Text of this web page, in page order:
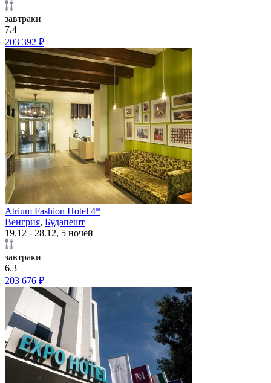
завтраки
7.4
203 392 ₽
Atrium Fashion Hotel 4*
Венгрия, Будапешт
19.12 - 28.12, 5 ночей
завтраки
6.3
203 676 ₽